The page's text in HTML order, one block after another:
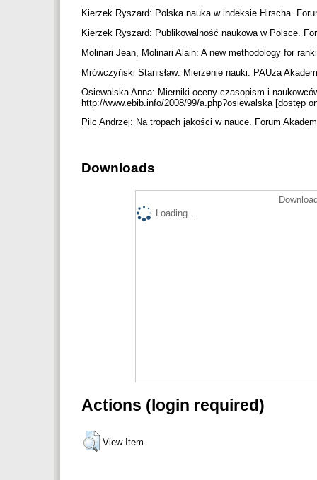
Kierzek Ryszard: Polska nauka w indeksie Hirscha.
Kierzek Ryszard: Publikowalność naukowa w Polsce.
Molinari Jean, Molinari Alain: A new methodology for
Mrówczyński Stanisław: Mierzenie nauki. PAUza
Osiewalska Anna: Mierniki oceny czasopism i
http://www.ebib.info/2008/99/a.php?osiewalska [dostęp
Pilc Andrzej: Na tropach jakości w nauce. Forum
Downloads
Loading...
Actions (login required)
View Item